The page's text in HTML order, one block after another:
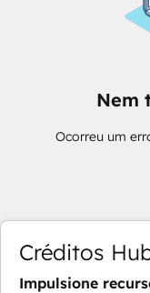
Nem
Ocorreu um
Créditos
Impulsione